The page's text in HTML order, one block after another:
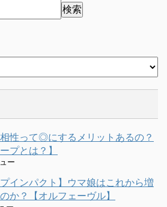
性って◎にするメリットあるの？
プとは？】
ー
プインパクト】ウマ娘はこれから増
か？【オルフェーヴル】